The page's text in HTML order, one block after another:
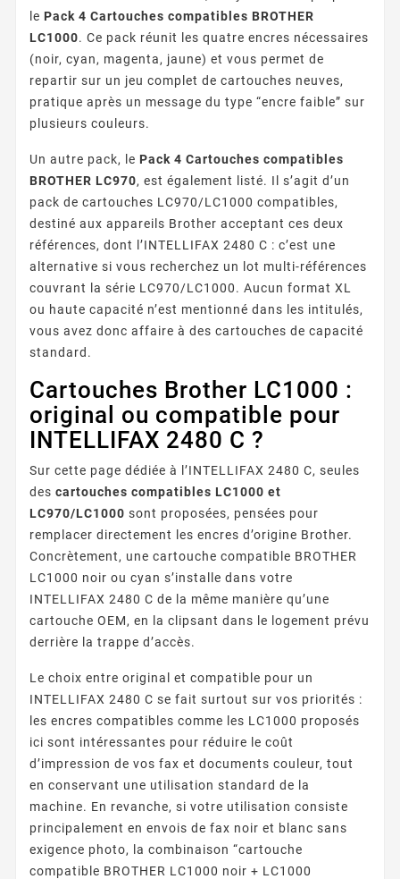
le Pack 4 Cartouches compatibles BROTHER
LC1000. Ce pack réunit les quatre encres nécessaires
(noir, cyan, magenta, jaune) et vous permet de
repartir sur un jeu complet de cartouches neuves,
pratique après un message du type “encre faible” sur
plusieurs couleurs.
Un autre pack, le Pack 4 Cartouches compatibles
BROTHER LC970, est également listé. Il s’agit d’un
pack de cartouches LC970/LC1000 compatibles,
destiné aux appareils Brother acceptant ces deux
références, dont l’INTELLIFAX 2480 C : c’est une
alternative si vous recherchez un lot multi-références
couvrant la série LC970/LC1000. Aucun format XL
ou haute capacité n’est mentionné dans les intitulés,
vous avez donc affaire à des cartouches de capacité
standard.
Cartouches Brother LC1000 :
original ou compatible pour
INTELLIFAX 2480 C ?
Sur cette page dédiée à l’INTELLIFAX 2480 C, seules
des cartouches compatibles LC1000 et
LC970/LC1000 sont proposées, pensées pour
remplacer directement les encres d’origine Brother.
Concrètement, une cartouche compatible BROTHER
LC1000 noir ou cyan s’installe dans votre
INTELLIFAX 2480 C de la même manière qu’une
cartouche OEM, en la clipsant dans le logement prévu
derrière la trappe d’accès.
Le choix entre original et compatible pour un
INTELLIFAX 2480 C se fait surtout sur vos priorités :
les encres compatibles comme les LC1000 proposés
ici sont intéressantes pour réduire le coût
d’impression de vos fax et documents couleur, tout
en conservant une utilisation standard de la
machine. En revanche, si votre utilisation consiste
principalement en envois de fax noir et blanc sans
exigence photo, la combinaison “cartouche
compatible BROTHER LC1000 noir + LC1000